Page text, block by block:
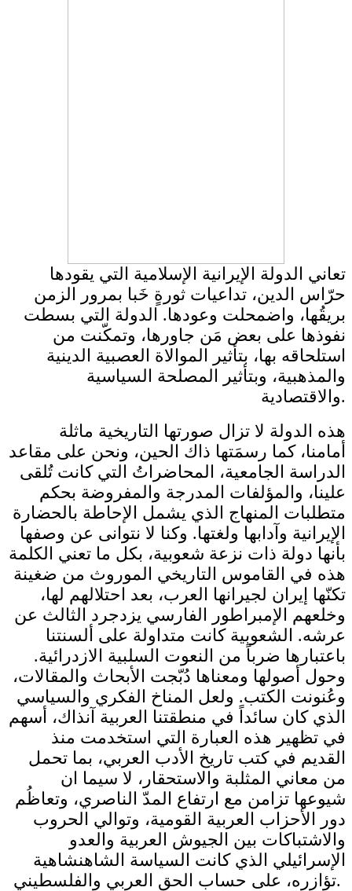
تعاني الدولة الإيرانية الإسلامية التي يقودها
حرّاس الدين، تداعيات ثورةٍ خَبا بمرور الزمن
بريقُها، واضمحلت وعودها. الدولة التي بسطت
نفوذها على بعض مَن جاورها، وتمكّنت من
استلحاقه بها، بتأثير الموالاة العصبية الدينية
والمذهبية، وبتأثير المصلحة السياسية
والاقتصادية.
أمامنا، كما رسمَتها ذاك الحين، ونحن على مقاعد
الدراسة الجامعية، المحاضراتُ التي كانت تُلقى
علينا، والمؤلفات المدرجة والمفروضة بحكم
متطلبات المنهاج الذي يشمل الإحاطة بالحضارة
الإيرانية وآدابها ولغتها. وكنا لا نتوانى عن وصفها
بأنها دولة ذات نزعة شعوبية، بكل ما تعني الكلمة
هذه في القاموس التاريخي الموروث من ضغينة
تكنّها إيران لجيرانها العرب، بعد احتلالهم لها،
وخلعهم الإمبراطور الفارسي يزدجرد الثالث عن
عرشه. الشعوبية كانت متداولة على ألسنتنا
باعتبارها ضرباً من النعوت السلبية الازدرائية.
وحول أصولها ومعناها دُبّجت الأبحاث والمقالات،
وعُنونت الكتب. ولعل المناخ الفكري والسياسي
الذي كان سائداً في منطقتنا العربية آنذاك، أسهم
في تظهير هذه العبارة التي استخدمت منذ
القديم في كتب تاريخ الأدب العربي، بما تحمل
من معاني المثلبة والاستحقار، لا سيما ان
شيوعها تزامن مع ارتفاع المدّ الناصري، وتعاظُم
دور الأحزاب العربية القومية، وتوالي الحروب
والاشتباكات بين الجيوش العربية والعدو
الإسرائيلي الذي كانت السياسة الشاهنشاهية
تؤازره، على حساب الحق العربي والفلسطيني.